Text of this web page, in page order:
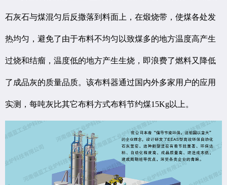
石灰石与煤混匀后反撒落到料面上，在煅烧带，使煤各处发
热均匀，避免了由于布料不均匀以致煤多的地方温度高产生
过烧和结瘤，温度低的地方产生生烧，即浪费了燃料又降低
了成品灰的质量品质。该布料器通过国内外多家用户的应用
实测，每吨灰比其它布料方式布料节约煤15Kg以上。